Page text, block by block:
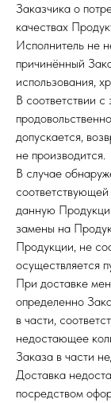
Заказчика о
качествах
Исполнитель не
причинённый
использования,
В соответствии
допускается,
не производится.
В случае
данную
замены на
Продукции, не
осуществляется
При доставке
определенно
в части,
недостающее
Заказа в части
Доставка
посредством